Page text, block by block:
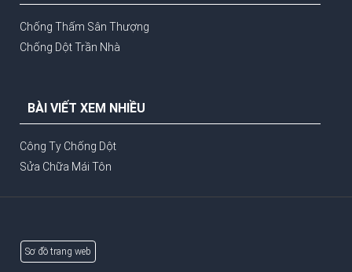
Chống Thấm Sân Thượng
Chống Dột Trần Nhà
BÀI VIẾT XEM NHIỀU
Công Ty Chống Dột
Sửa Chữa Mái Tôn
Sơ đồ trang web